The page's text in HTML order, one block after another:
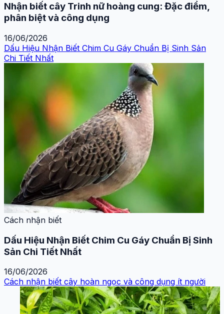
Nhận biết cây Trinh nữ hoàng cung: Đặc điểm,
phân biệt và công dụng
16/06/2026
Dấu Hiệu Nhận Biết Chim Cu Gáy Chuẩn Bị Sinh Sản
Chi Tiết Nhất
Cách nhận biết
Dấu Hiệu Nhận Biết Chim Cu Gáy Chuẩn Bị Sinh
Sản Chi Tiết Nhất
16/06/2026
Cách nhận biết cây hoàn ngọc và công dụng ít người